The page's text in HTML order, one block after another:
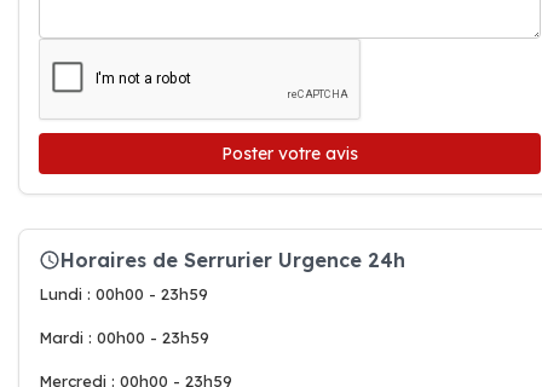
Poster votre avis
Horaires de Serrurier Urgence 24h
Lundi : 00h00 - 23h59
Mardi : 00h00 - 23h59
Mercredi : 00h00 - 23h59